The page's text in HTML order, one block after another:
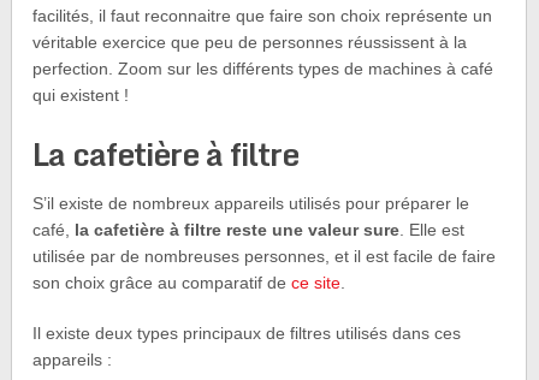
facilités, il faut reconnaitre que faire son choix représente un
véritable exercice que peu de personnes réussissent à la
perfection. Zoom sur les différents types de machines à café
qui existent !
La cafetière à filtre
S’il existe de nombreux appareils utilisés pour préparer le
café, la cafetière à filtre reste une valeur sure . Elle est
utilisée par de nombreuses personnes, et il est facile de faire
son choix grâce au comparatif dece site
Il existe deux types principaux de filtres utilisés dans ces
appareils :